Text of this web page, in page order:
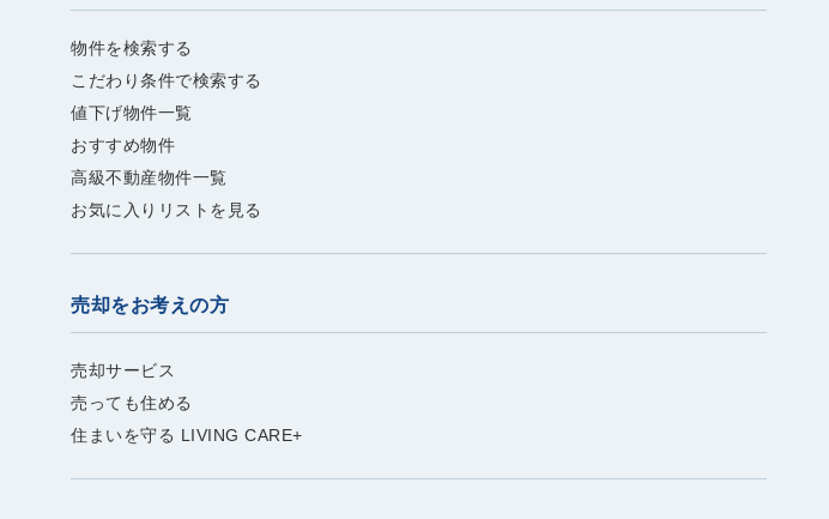
物件を検索する
こだわり条件で検索する
値下げ物件一覧
おすすめ物件
高級不動産物件一覧
お気に入りリストを見る
売却をお考えの方
売却サービス
売っても住める
住まいを守る LIVING CARE+